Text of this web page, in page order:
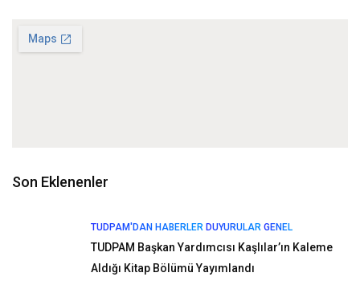
Son Eklenenler
TUDPAM'DAN HABERLER DUYURULAR GENEL
TUDPAM Başkan Yardımcısı Kaşlılar’ın Kaleme
Aldığı Kitap Bölümü Yayımlandı